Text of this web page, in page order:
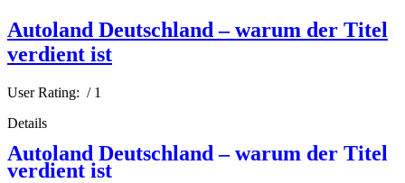
Autoland Deutschland – warum der Titel
verdient ist
User Rating: / 1
Details
Autoland Deutschland – warum der Titel
verdient ist